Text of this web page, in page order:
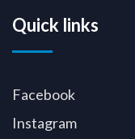
Quick links
Facebook
Instagram